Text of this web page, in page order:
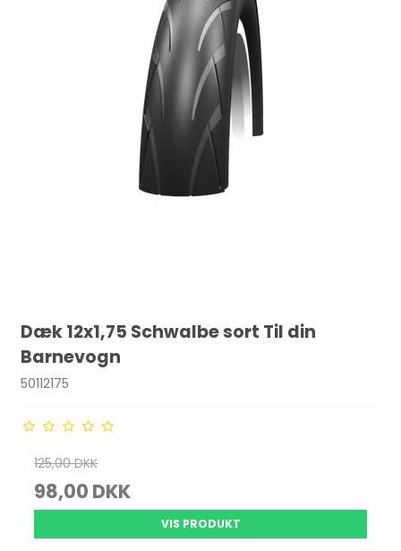
Dæk 12x1,75 Schwalbe sort Til din
Barnevogn
50112175
125,00 DKK
98,00 DKK
VIS PRODUKT